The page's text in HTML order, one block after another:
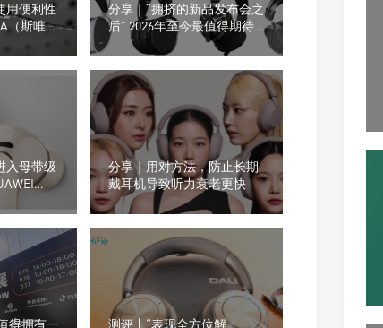
用便利性
（斯唯
分享｜“拥挤的新品发布会之
后” 2026年至今最值得期待
的8款耳机产品
入母带级
分享｜用对方法，防止长期
戴耳机导致听力衰老更快
得拥有一 测评丨“表现全方位解